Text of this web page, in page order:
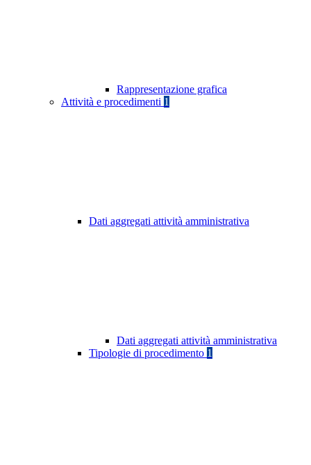
Rappresentazione grafica
Attività e procedimenti 1
Dati aggregati attività amministrativa
Dati aggregati attività amministrativa
Tipologie di procedimento 1